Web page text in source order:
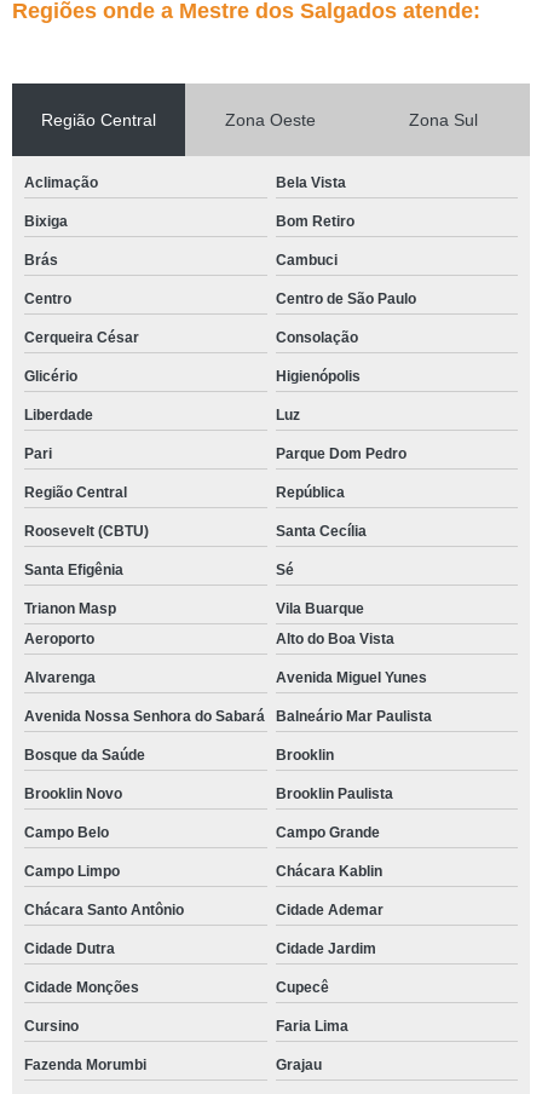
Regiões onde a Mestre dos Salgados atende:
Região Central Zona Oeste Zona Sul
Aclimação Bela Vista
Bixiga Bom Retiro
Brás Cambuci
Centro Centro de São Paulo
Cerqueira César Consolação
Glicério Higienópolis
Liberdade Luz
Pari Parque Dom Pedro
Região Central República
Roosevelt (CBTU) Santa Cecília
Santa Efigênia Sé
Trianon Masp
Vila Buarque
Aeroporto
Alto do Boa Vista
Alvarenga Avenida Miguel Yunes
Avenida Nossa Senhora do Sabará Balneário Mar Paulista
Bosque da Saúde Brooklin
Brooklin Novo Brooklin Paulista
Campo Belo Campo Grande
Campo Limpo Chácara Kablin
Chácara Santo Antônio Cidade Ademar
Cidade Dutra Cidade Jardim
Cidade Monções Cupecê
Cursino Faria Lima
Fazenda Morumbi Grajau